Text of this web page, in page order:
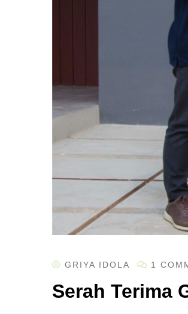
GRIYA IDOLA 1
Serah Terima